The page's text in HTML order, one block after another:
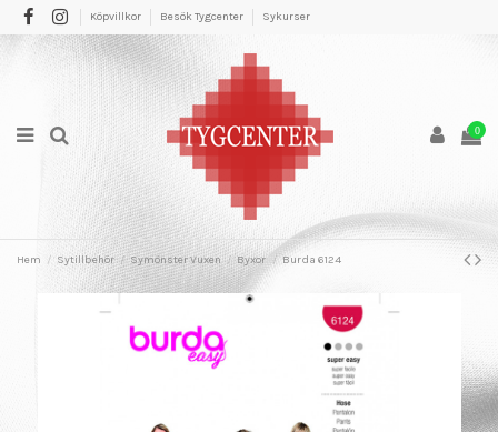
Köpvillkor Besök Tygcenter Sykurser
0
Hem Sytillbehör Symönster Vuxen Byxor Burda 6124